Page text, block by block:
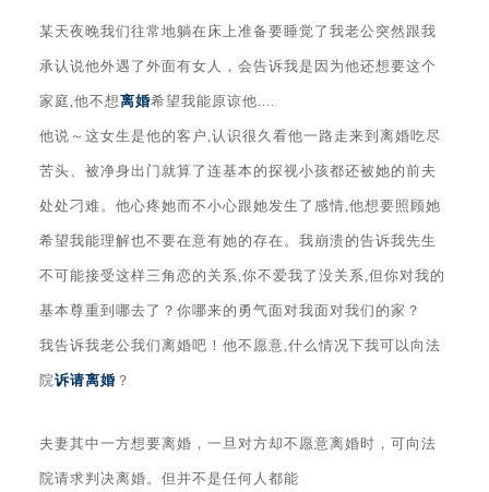
某天夜晚我们往常地躺在床上准备要睡觉了我老公突然跟我
承认说他外遇了外面有女人，会告诉我是因为他还想要这个
家庭,他不想离婚希望我能原谅他....
他说～这女生是他的客户,认识很久看他一路走来到离婚吃尽
苦头、被净身出门就算了连基本的探视小孩都还被她的前夫
处处刁难。他心疼她而不小心跟她发生了感情,他想要照顾她
希望我能理解也不要在意有她的存在。我崩溃的告诉我先生
不可能接受这样三角恋的关系,你不爱我了没关系,但你对我的
基本尊重到哪去了？你哪来的勇气面对我面对我们的家？
我告诉我老公我们离婚吧！他不愿意,什么情况下我可以向法
院诉请离婚 ？
夫妻其中一方想要离婚，一旦对方却不愿意离婚时，可向法
院请求判决离婚。但并不是任何人都能